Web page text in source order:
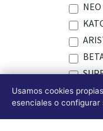
NEO
Usamos cookies
esenciales o